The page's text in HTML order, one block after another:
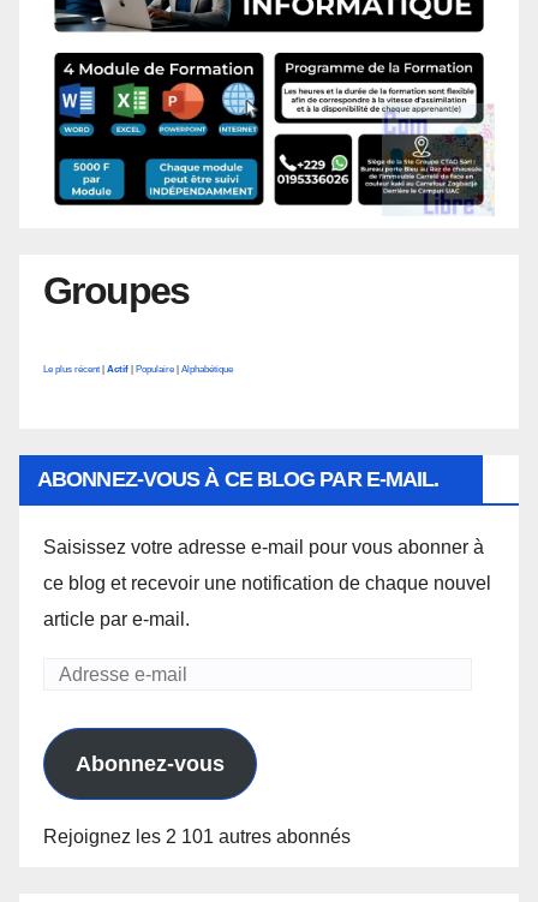
Groupes
Le plus récent Actif Populaire Alphabétique
ABONNEZ-VOUS À CE BLOG PAR E-MAIL.
Saisissez votre adresse e-mail pour vous abonner à
ce blog et recevoir une notification de chaque nouvel
article par e-mail.
Adresse
mail
Abonnez-vous
Rejoignez les 2 101 autres abonnés